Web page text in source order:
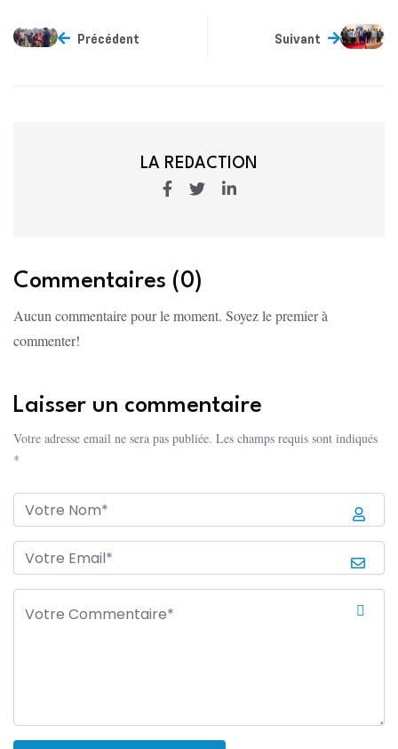
Précédent Suivant
LA REDACTION
Commentaires (0)
Aucun commentaire pour le moment. Soyez le premier à
commenter!
Laisser un commentaire
Votre adresse email ne sera pas publiée. Les champs requis sont indiqués
*